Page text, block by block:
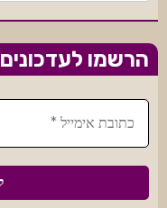
הרשמו לעדכונים